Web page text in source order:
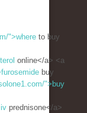
">where to buy
online</a> <a
buy
">buy
prednisone</a>